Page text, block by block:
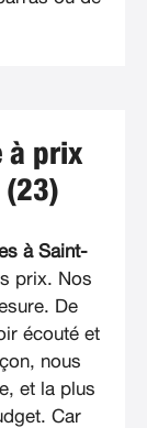
à prix
à Saint-
prix. Nos
De
écouté et
nous
et la plus
Car